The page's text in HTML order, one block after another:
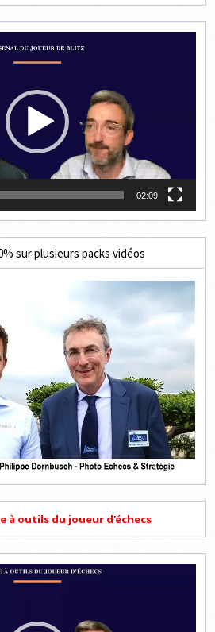
02:09
sur plusieurs packs vidéos
à outils du joueur d'échecs